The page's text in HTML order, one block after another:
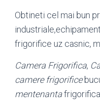
Obtineti cel mai bun
frigorifice uz casnic,
Camera Frigorifica,
camere frigorifice
mentenantafrigorifica